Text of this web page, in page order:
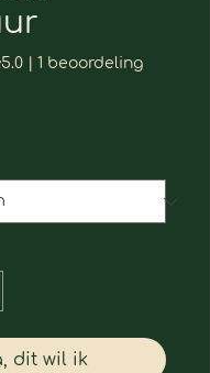
5.0 op vijf sterren op
5.0 | 1 beoordeling
dit wil ik